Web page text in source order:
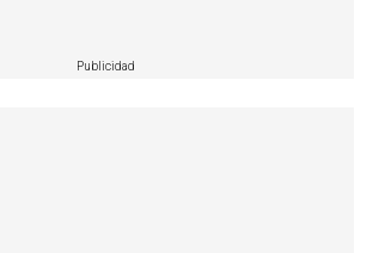
Publicidad